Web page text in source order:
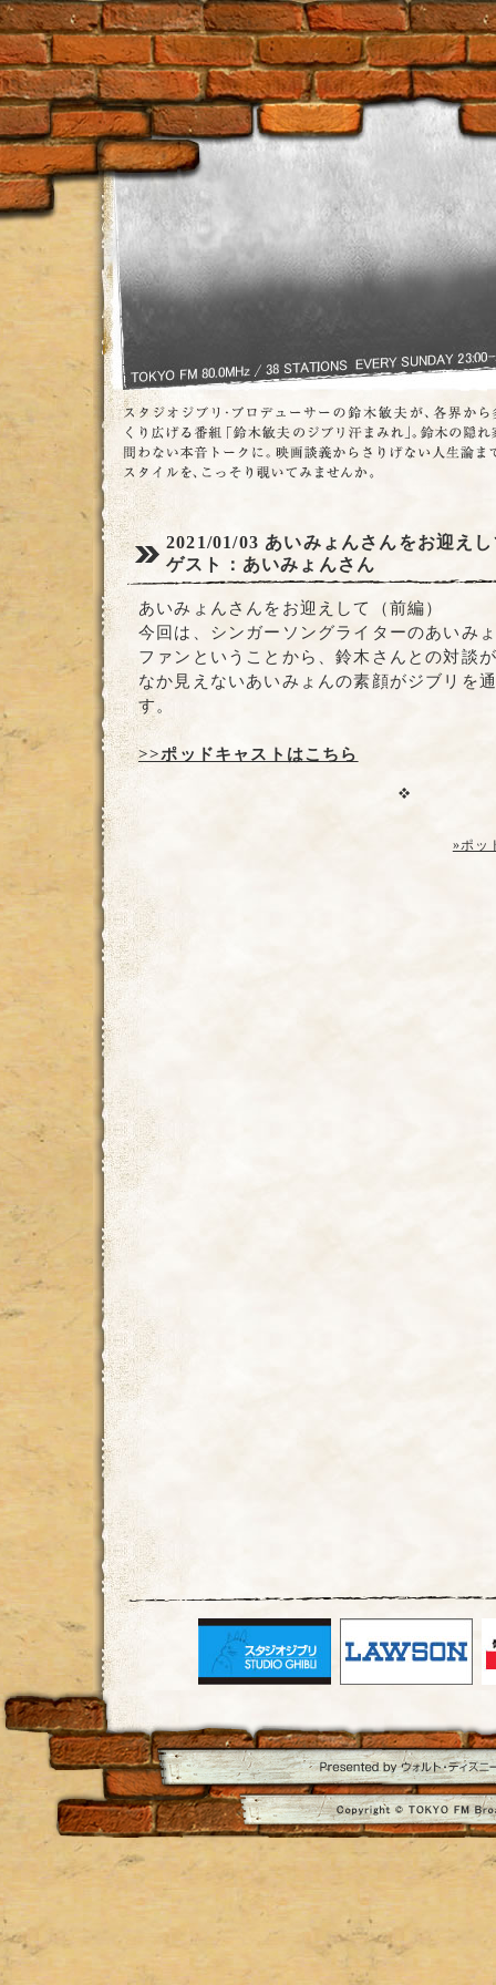
2021/01/03 あいみょんさんをお迎え
ゲスト：あいみょんさん
あいみょんさんをお迎えして（前編）
今回は、シンガーソングライターのあいみ
ファンということから、鈴木さんとの対談
なか見えないあいみょんの素顔がジブリを
す。
>>ポッドキャストはこちら
»ポッ